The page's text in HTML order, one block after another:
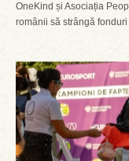
OneKind și Asociația
românii să strângă